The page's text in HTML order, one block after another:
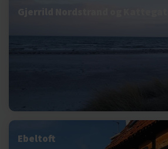
Ebeltoft